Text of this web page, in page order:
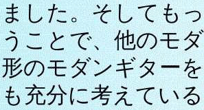
ました。そしても
うことで、他のモ
形のモダンギター
も充分に考えてい